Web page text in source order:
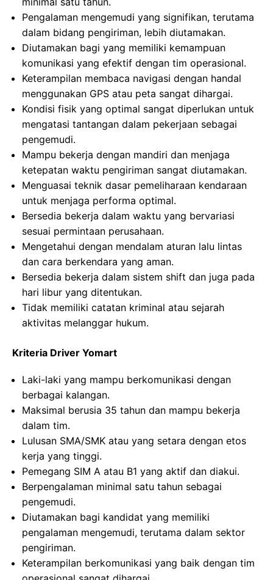
Pengalaman mengemudi yang signifikan, terutama
dalam bidang pengiriman, lebih diutamakan.
Diutamakan bagi yang memiliki kemampuan
komunikasi yang efektif dengan tim operasional.
Keterampilan membaca navigasi dengan handal
menggunakan GPS atau peta sangat dihargai.
Kondisi fisik yang optimal sangat diperlukan untuk
mengatasi tantangan dalam pekerjaan sebagai
pengemudi.
Mampu bekerja dengan mandiri dan menjaga
ketepatan waktu pengiriman sangat diutamakan.
Menguasai teknik dasar pemeliharaan kendaraan
untuk menjaga performa optimal.
Bersedia bekerja dalam waktu yang bervariasi
sesuai permintaan perusahaan.
Mengetahui dengan mendalam aturan lalu lintas
dan cara berkendara yang aman.
Bersedia bekerja dalam sistem shift dan juga pada
hari libur yang ditentukan.
Tidak memiliki catatan kriminal atau sejarah
aktivitas melanggar hukum.
Kriteria Driver Yomart
Laki-laki yang mampu berkomunikasi dengan
berbagai kalangan.
Maksimal berusia 35 tahun dan mampu bekerja
dalam tim.
Lulusan SMA/SMK atau yang setara dengan etos
kerja yang tinggi.
Pemegang SIM A atau B1 yang aktif dan diakui.
Berpengalaman minimal satu tahun sebagai
pengemudi.
Diutamakan bagi kandidat yang memiliki
pengalaman mengemudi, terutama dalam sektor
pengiriman.
Keterampilan berkomunikasi yang baik dengan tim